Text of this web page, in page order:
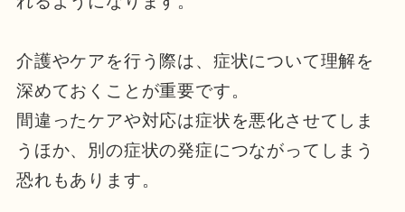
介護やケアを行う際は、症状について理解を
深めておくことが重要です。
間違ったケアや対応は症状を悪化させてしま
うほか、別の症状の発症につながってしまう
恐れもあります。